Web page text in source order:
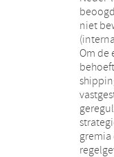
niet
Om de
gremia
kader te
heeft in
Act 2018
26